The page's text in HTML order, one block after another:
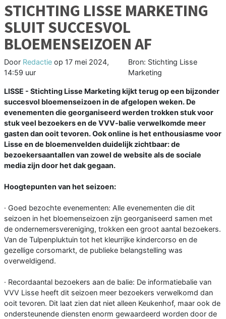
STICHTING LISSE MARKETING
SLUIT SUCCESVOL
BLOEMENSEIZOEN AF
Door Redactie op 17 mei 2024,
14:59 uur
Bron: Stichting Lisse
Marketing
LISSE - Stichting Lisse Marketing kijkt terug op een bijzonder
succesvol bloemenseizoen in de afgelopen weken. De
evenementen die georganiseerd werden trokken stuk voor
stuk veel bezoekers en de VVV-balie verwelkomde meer
gasten dan ooit tevoren. Ook online is het enthousiasme voor
Lisse en de bloemenvelden duidelijk zichtbaar: de
bezoekersaantallen van zowel de website als de sociale
media zijn door het dak gegaan.
Hoogtepunten van het seizoen:
· Goed bezochte evenementen: Alle evenementen die dit
seizoen in het bloemenseizoen zijn georganiseerd samen met
de ondernemersvereniging, trokken een groot aantal bezoekers.
Van de Tulpenpluktuin tot het kleurrijke kindercorso en de
gezellige corsomarkt, de publieke belangstelling was
overweldigend.
· Recordaantal bezoekers aan de balie: De informatiebalie van
VVV Lisse heeft dit seizoen meer bezoekers verwelkomd dan
ooit tevoren. Dit laat zien dat niet alleen Keukenhof, maar ook de
ondersteunende diensten enorm gewaardeerd worden door de